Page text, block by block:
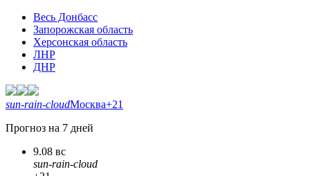
Весь Донбасс
Запорожская область
Херсонская область
ЛНР
ДНР
sun-rain-cloudМосква+21
Прогноз на 7 дней
9.08 вс
sun-rain-cloud